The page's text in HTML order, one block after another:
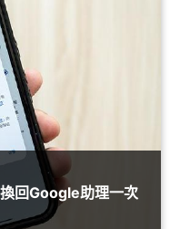
回Google助理一次